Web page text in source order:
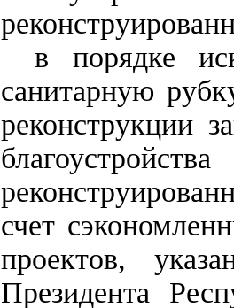
в порядке
санитарную
реконструкции
счет
проектов,
Президента